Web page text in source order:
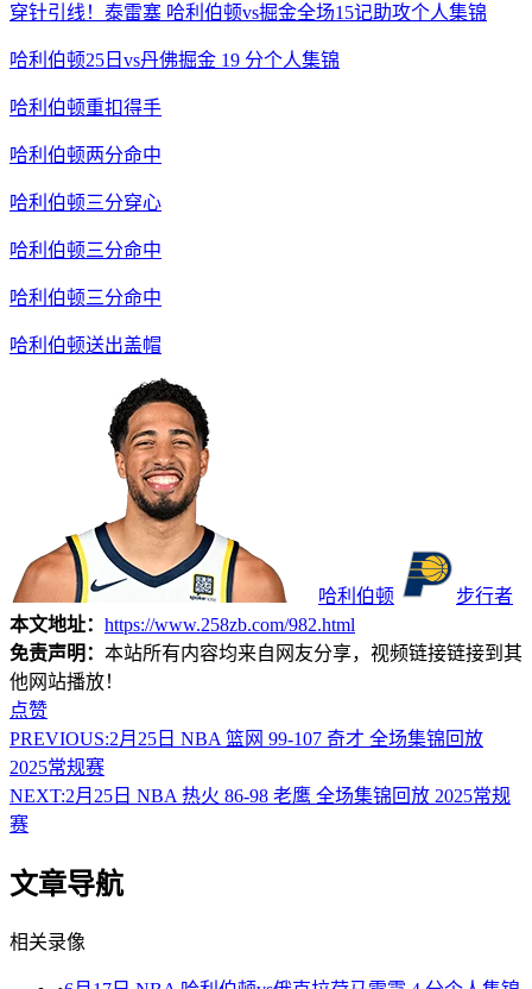
穿针引线！泰雷塞 哈利伯顿vs掘金全场15记助攻个人集锦
哈利伯顿25日vs丹佛掘金 19 分个人集锦
哈利伯顿重扣得手
哈利伯顿两分命中
哈利伯顿三分穿心
哈利伯顿三分命中
哈利伯顿三分命中
哈利伯顿送出盖帽
哈利伯顿
步行者
本文地址： https://www.258zb.com/982.html
免责声明： 本站所有内容均来自网友分享，视频链接链接到其
他网站播放！
点赞
PREVIOUS:2月25日 NBA 篮网 99-107 奇才 全场集锦回放
2025常规赛
NEXT:2月25日 NBA 热火 86-98 老鹰 全场集锦回放 2025常规
赛
文章导航
相关录像